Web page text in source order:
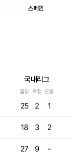
스페인
국내리그
출장 득점 도움
25 2 1
18 3 2
27 9 -